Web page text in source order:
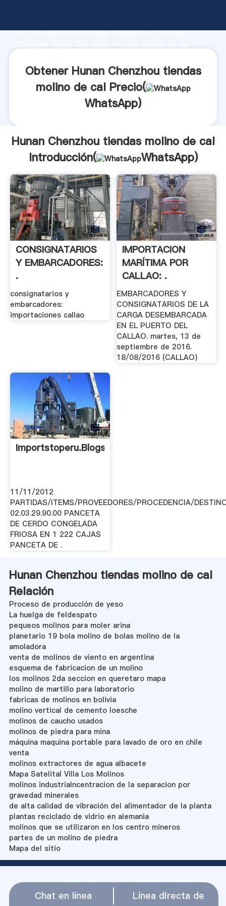
de investigación avanzada y excelente servicio,
clientes.
Obtener Hunan Chenzhou tiendas
molino de cal Precio(
WhatsApp)
Hunan Chenzhou tiendas molino de cal
Introducción(
WhatsApp)
CONSIGNATARIOS
Y EMBARCADORES:
.
consignatarios y
embarcadores:
importaciones callao
IMPORTACION
MARÍTIMA POR
CALLAO: .
EMBARCADORES Y
CONSIGNATARIOS DE LA
CARGA DESEMBARCADA
EN EL PUERTO DEL
CALLAO. martes, 13 de
septiembre de 2016.
18/08/2016 (CALLAO)
Importstoperu.blogspot
11/11/2012
PARTIDAS/ITEMS/PROVEEDORES/PROCEDENCIA/
02.03.29.90.00 PANCETA
DE CERDO CONGELADA
FRIOSA EN 1 222 CAJAS
PANCETA DE .
Hunan Chenzhou tiendas molino de cal
Relación
Proceso de producción de yeso
La huelga de feldespato
pequeos molinos para moler arina
planetario 19 bola molino de bolas molino de la
amoladora
venta de molinos de viento en argentina
esquema de fabricacion de un molino
los molinos 2da seccion en queretaro mapa
molino de martillo para laboratorio
fabricas de molinos en bolivia
molino vertical de cemento loesche
molinos de caucho usados
molinos de piedra para mina
máquina maquina portable para lavado de oro en chile
venta
molinos extractores de agua albacete
Mapa Satelital Villa Los Molinos
molinos industrialncentracion de la separacion por
gravedad minerales
de alta calidad de vibración del alimentador de la planta
plantas reciclado de vidrio en alemania
molinos que se utilizaron en los centro mineros
partes de un molino de piedra
Mapa del sitio
Chat en línea Línea directa de